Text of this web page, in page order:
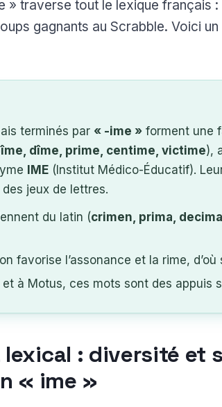
» traverse tout le lexique français
gagnants au Scrabble. Voici
terminés par « -ime » forment une
dîme, prime, centime, victime),
IME (Institut Médico-Éducatif).
jeux de lettres.
du latin (crimen, prima, decima
favorise l’assonance et la rime,
à Motus, ces mots sont des appuis
lexical : diversité et
« ime »